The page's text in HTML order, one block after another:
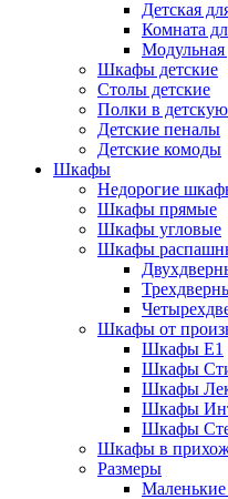
Детская
Комната
Модульная
Шкафы детские
Столы детские
Полки в детскую
Детские пеналы
Детские комоды
Шкафы
Недорогие
Шкафы прямые
Шкафы угловые
Шкафы
Шкафы от
Шкафы E1
Шкафы
Шкафы
Шкафы
Шкафы
Шкафы в
Размеры